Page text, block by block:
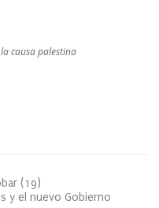
causa palestina
(19)
y el nuevo Gobierno